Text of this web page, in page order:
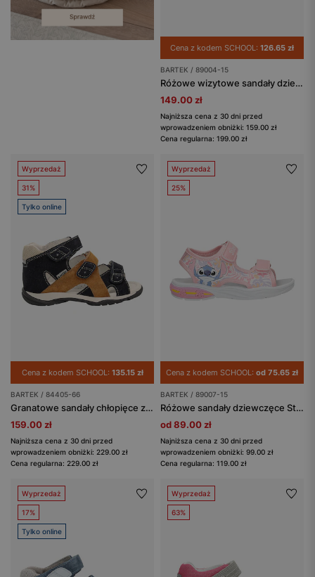
Cena z kodem SCHOOL: 126.65 zł
BARTEK / 89004-15
Różowe wizytowe sandały dziewczęce z motylkiem
149.00 zł
Najniższa cena z 30 dni przed
wprowadzeniem obniżki: 159.00 zł
Cena regularna: 199.00 zł
Wyprzedaż
31%
Tylko online
Cena z kodem SCHOOL: 135.15 zł
BARTEK / 84405-66
Granatowe sandały chłopięce z brązową wstawką BARTEK 84405-66
159.00 zł
Najniższa cena z 30 dni przed
wprowadzeniem obniżki: 229.00 zł
Cena regularna: 229.00 zł
Wyprzedaż
25%
Cena z kodem SCHOOL: od 75.65 zł
BARTEK / 89007-15
Różowe sandały dziewczęce Stitch ze świecącą podeszwą BARTEK 89007-15
od 89.00 zł
Najniższa cena z 30 dni przed
wprowadzeniem obniżki: 99.00 zł
Cena regularna: 119.00 zł
Wyprzedaż
17%
Tylko online
Wyprzedaż
63%